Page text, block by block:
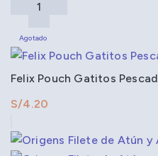
Agotado
Felix Pouch Gatitos
S/